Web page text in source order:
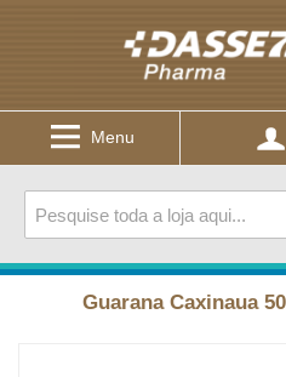
Menu
Guarana Caxinaua